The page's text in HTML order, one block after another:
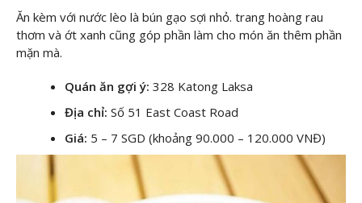
Ăn kèm với nước lèo là bún gạo sợi nhỏ. trang hoàng rau
thơm và ớt xanh cũng góp phần làm cho món ăn thêm phần
mặn mà.
Quán ăn gợi ý: 328 Katong Laksa
Địa chỉ: Số 51 East Coast Road
Giá: 5 – 7 SGD (khoảng 90.000 – 120.000 VNĐ)